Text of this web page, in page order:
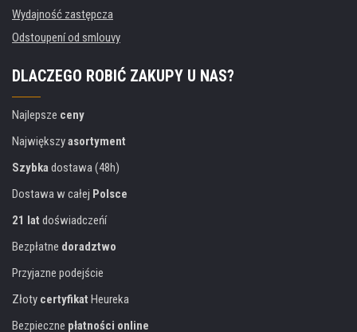
Wydajność zastępcza
Odstoupení od smlouvy
DLACZEGO ROBIĆ ZAKUPY U NAS?
Najlepsze ceny
Największyasortyment
Szybka dostawa (48h)
Dostawa w całej Polsce
21 lat doświadczeńí
Bezpłatne doradztwo
Przyjazne podejście
Złoty certyfikat Heureka
Bezpieczne płatności online